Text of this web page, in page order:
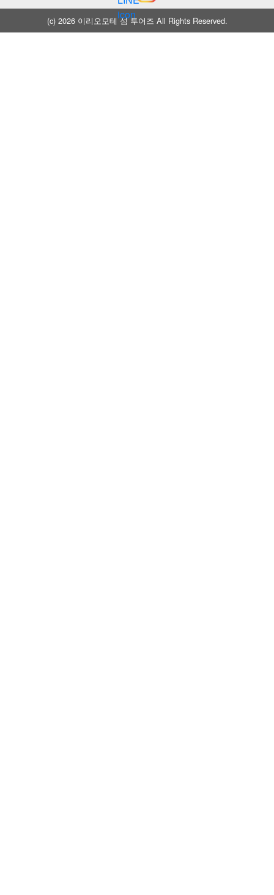
(c) 2026 이리오모테 섬 투어즈 All Rights Reserved.